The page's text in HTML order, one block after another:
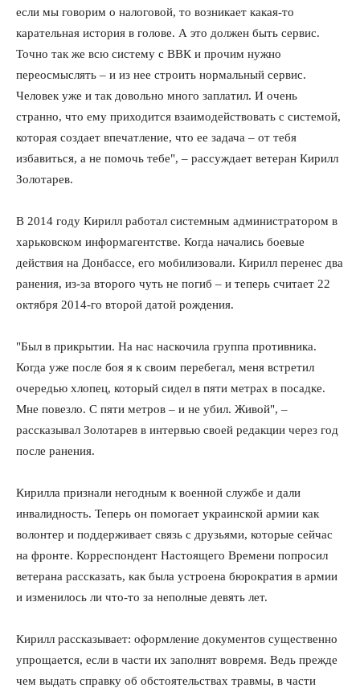
если мы говорим о налоговой, то возникает какая-то
карательная история в голове. А это должен быть сервис.
Точно так же всю систему с ВВК и прочим нужно
переосмыслять – и из нее строить нормальный сервис.
Человек уже и так довольно много заплатил. И очень
странно, что ему приходится взаимодействовать с системой,
которая создает впечатление, что ее задача – от тебя
избавиться, а не помочь тебе", – рассуждает ветеран Кирилл
Золотарев.
В 2014 году Кирилл работал системным администратором в
харьковском информагентстве. Когда начались боевые
действия на Донбассе, его мобилизовали. Кирилл перенес два
ранения, из-за второго чуть не погиб – и теперь считает 22
октября 2014-го второй датой рождения.
"Был в прикрытии. На нас наскочила группа противника.
Когда уже после боя я к своим перебегал, меня встретил
очередью хлопец, который сидел в пяти метрах в посадке.
Мне повезло. С пяти метров – и не убил. Живой", –
рассказывал Золотарев в интервью своей редакции через год
после ранения.
Кирилла признали негодным к военной службе и дали
инвалидность. Теперь он помогает украинской армии как
волонтер и поддерживает связь с друзьями, которые сейчас
на фронте. Корреспондент Настоящего Времени попросил
ветерана рассказать, как была устроена бюрократия в армии
и изменилось ли что-то за неполные девять лет.
Кирилл рассказывает: оформление документов существенно
упрощается, если в части их заполнят вовремя. Ведь прежде
чем выдать справку об обстоятельствах травмы, в части